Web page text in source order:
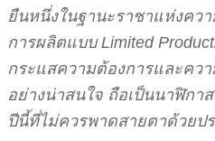
ยืนหนึ่งในฐานะราชาแห่งคว
การผลิตแบบ Limited
กระแสความต้องการและคว
อย่างน่าสนใจ ถือเป็นนาฬิกา
ปีนี้ที่ไม่ควรพาดสายตาด้วยป